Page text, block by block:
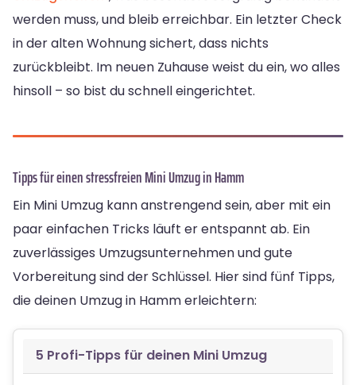
werden muss, und bleib erreichbar. Ein letzter Check
in der alten Wohnung sichert, dass nichts
zurückbleibt. Im neuen Zuhause weist du ein, wo alles
hinsoll – so bist du schnell eingerichtet.
Tipps für einen stressfreien Mini Umzug in Hamm
Ein Mini Umzug kann anstrengend sein, aber mit ein
paar einfachen Tricks läuft er entspannt ab. Ein
zuverlässiges Umzugsunternehmen und gute
Vorbereitung sind der Schlüssel. Hier sind fünf Tipps,
die deinen Umzug in Hamm erleichtern:
5 Profi-Tipps für deinen Mini Umzug